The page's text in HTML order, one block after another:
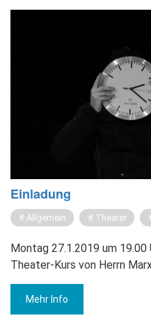
Ein­la­dung
Allgemein Theater
Montag 27.1.2019 um 19.00
Theater-Kurs von Herrn
Mehr Info